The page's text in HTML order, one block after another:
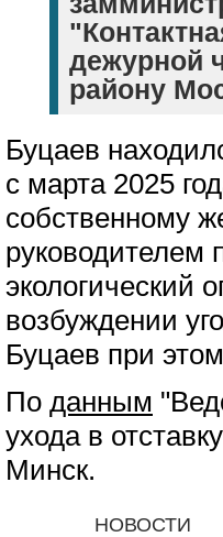
дежурной
району
Буцаев
с марта 2025
собственному
руководителем
экологический
возбуждении
Буцаев при
По данным
ухода в
Минск.
НОВОСТИ